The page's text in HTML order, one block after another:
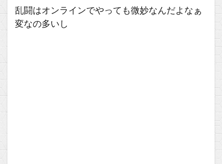
乱闘はオンラインでやっても微妙なんだよなぁ
変なの多いし